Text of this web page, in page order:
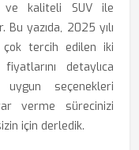
ve kaliteli SUV ile
yazıda, 2025 yılı
çok tercih edilen iki
detaylıca
uygun seçenekleri
verme sürecinizi
için derledik.